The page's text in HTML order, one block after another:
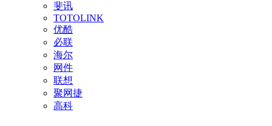
斐讯
TOTOLINK
优酷
必联
海尔
网件
联想
聚网捷
高科